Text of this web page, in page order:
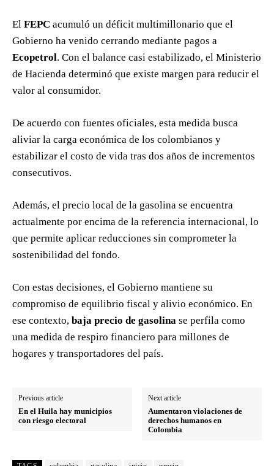
El FEPC acumuló un déficit multimillonario que el
Gobierno ha venido cerrando mediante pagos a
Ecopetrol. Con el balance casi estabilizado, el Ministerio
de Hacienda determinó que existe margen para reducir el
valor al consumidor.
De acuerdo con fuentes oficiales, esta medida busca
aliviar la carga económica de los colombianos y
estabilizar el costo de vida tras dos años de incrementos
consecutivos.
Además, el precio local de la gasolina se encuentra
actualmente por encima de la referencia internacional, lo
que permite aplicar reducciones sin comprometer la
sostenibilidad del fondo.
Con estas decisiones, el Gobierno mantiene su
compromiso de equilibrio fiscal y alivio económico. En
ese contexto, baja precio de gasolina se perfila como
una medida de respiro financiero para millones de
hogares y transportadores del país.
Previous article
En el Huila hay municipios
con riesgo electoral
Next article
Aumentaron violaciones de
derechos humanos en
Colombia